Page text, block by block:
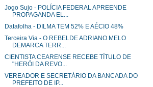
Jogo Sujo - POLÍCIA FEDERAL APREENDE
PROPAGANDA EL...
Datafolha - DILMA TEM 52% E AÉCIO 48%
Terceira Via - O REBELDE ADRIANO MELO
DEMARCA TERR...
CIENTISTA CEARENSE RECEBE TÍTULO DE
"HERÓI DA REVO...
VEREADOR E SECRETÁRIO DA BANCADA DO
PREFEITO DE IP...